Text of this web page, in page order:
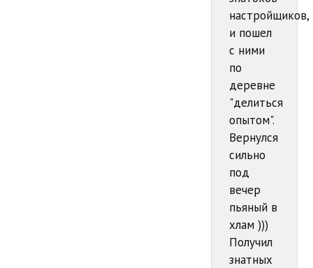
настройщиков,
и пошел
с ними
по
деревне
"делиться
опытом".
Вернулся
сильно
под
вечер
пьяный в
хлам )))
Получил
знатных